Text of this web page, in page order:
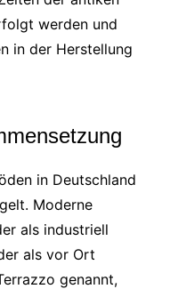
werden und
in der Herstellung
in Deutschland
Moderne
als industriell
als vor Ort
genannt,